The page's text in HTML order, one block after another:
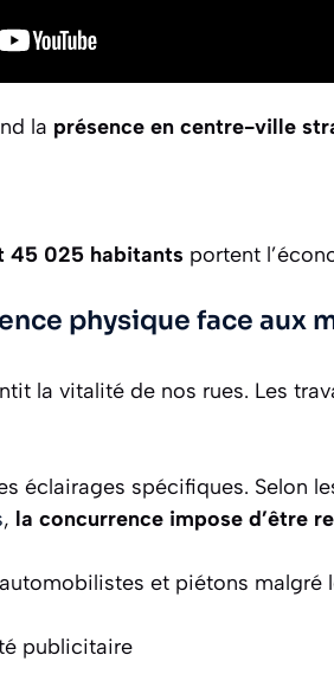
la présence en centre-ville
45 025 habitants portent
physique face
la vitalité de nos rues. Les
éclairages spécifiques. Selon
, la concurrence impose d’être
et piétons malgré
publicitaire